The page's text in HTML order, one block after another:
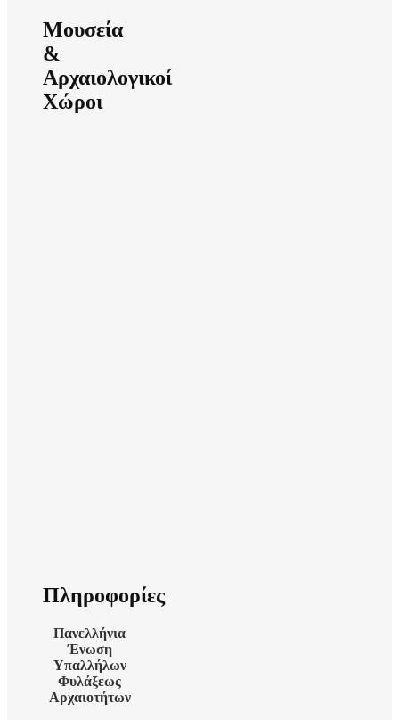
Μουσεία
&
Αρχαιολογικοί
Χώροι
Πληροφορίες
Πανελλήνια
Ένωση
Υπαλλήλων
Φυλάξεως
Αρχαιοτήτων